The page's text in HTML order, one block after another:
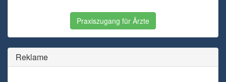
Praxiszugang für Ärzte
Reklame